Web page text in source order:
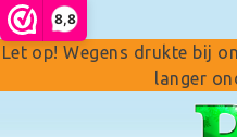
8,8
Let op! Wegens drukte bij
langer